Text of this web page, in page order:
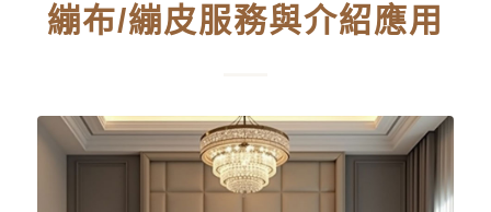
繃布/繃皮服務與介紹應用